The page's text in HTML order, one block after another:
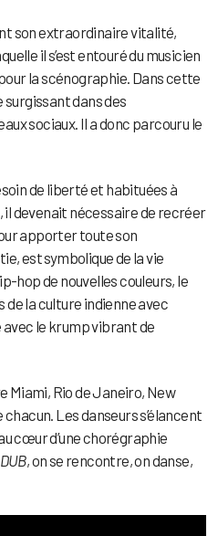
son extraordinaire vitalité,
il s’est entouré du musicien
la scénographie. Dans cette
surgissant dans des
sociaux. Il a donc parcouru le
de liberté et habituées à
il devenait nécessaire de recréer
apporter toute son
est symbolique de la vie
hop de nouvelles couleurs, le
la culture indienne avec
avec le krump vibrant de
Miami, Rio de Janeiro, New
Les danseurs s’élancent
cœur d’une chorégraphie
DUB, on se rencontre, on danse,